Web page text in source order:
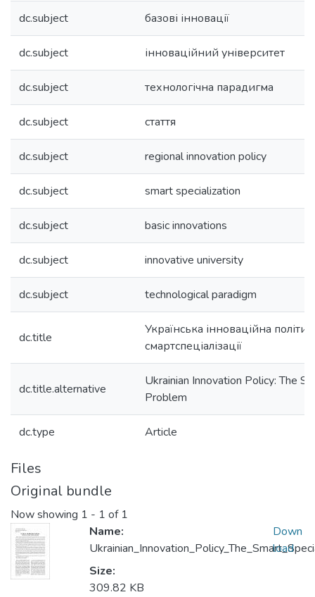
dc.subject базові інновації
dc.subject інноваційний університет
dc.subject технологічна парадигма
dc.subject стаття
dc.subject regional innovation policy
dc.subject smart specialization
dc.subject basic innovations
dc.subject innovative university
dc.subject technological paradigm
dc.title
Українська інноваційна
смартспеціалізації
dc.title.alternative
Ukrainian Innovation Policy: The
Problem
dc.type Article
Files
Original bundle
Now showing 1 - 1 of 1
Name:
Size:
309.82 KB
Down
load